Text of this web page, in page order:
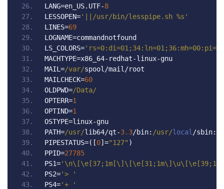
LANG=en_US. UTF-8
LESSOPEN='||/usr/bin/lesspipe.sh %s'
LINES=69
LOGNAME=commandnotfound
LS_COLORS=
MACHTYPE=x86_64- redhat-linux-gnu
MAIL =/var/spool /mail /root
MAILCHECK=60
OLDPWD=/Data/
OPTERR=1
OPTIND=1
OSTYPE=linux-gnu
PATH=/usr/lib64/qt-3.3/bin: /usr/local /sbin:
PIPESTATUS=([0]="127" )
PPID=27785
PS1=
PS2='> '
PS4='+ '